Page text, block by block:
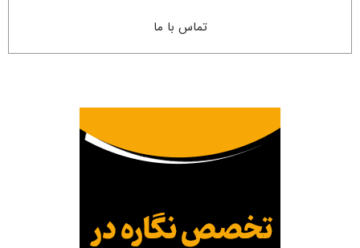
تماس با ما